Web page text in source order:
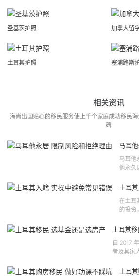
圣基茨护照 加拿大留
土耳其护照 塞浦路斯
相关资讯
海尚出国贴心的移民服务使上千个家庭成功移民
碑
马耳
马耳他
他永久
121 号
土耳
在土耳
的投资
失。许
土耳其
自 2017
者及其家
会。 该
土耳